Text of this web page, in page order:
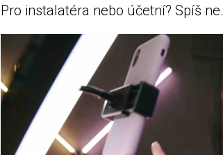
Pro instalatéra nebo účetní? Spíš ne.